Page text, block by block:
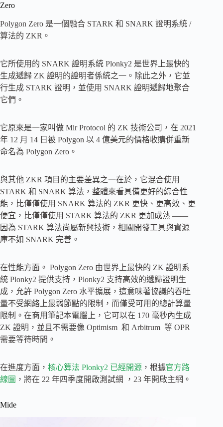
Zero
Polygon Zero 是一個融合 STARK 和 SNARK 證明系統 /
算法的 ZKR。
它所使用的 SNARK 證明系統 Plonky2 是世界上最快的
生成遞歸 ZK 證明的證明者係統之一。除此之外，它並
行生成 STARK 證明，並使用 SNARK 證明遞歸地聚合
它們。
它原來是一家叫做 Mir Protocol 的 ZK 技術公司，在 2021
年 12 月 14 日被 Polygon 以 4 億美元的價格收購併重新
命名為 Polygon Zero。
與其他 ZKR 項目的主要差異之一在於，它混合使用
STARK 和 SNARK 算法，整體來看具備更好的綜合性
能，比僅僅使用 SNARK 算法的 ZKR 更快、更高效、更
便宜，比僅僅使用 STARK 算法的 ZKR 更加成熟 ——
因為 STARK 算法尚屬新興技術，相關開發工具與資源
庫不如 SNARK 完善。
在性能方面。 Polygon Zero 由世界上最快的 ZK 證明系
統 Plonky2 提供支持，Plonky2 支持高效的遞歸證明生
成，允許 Polygon Zero 水平擴展，這意味著協議的吞吐
量不受網絡上最弱節點的限制，而僅受可用的總計算量
限制。在商用筆記本電腦上，它可以在 170 毫秒內生成
ZK 證明，並且不需要像 Optimism 和 Arbitrum 等 OPR
需要等待時間。
在進度方面， 核心算法 Plonky2 已經開源 ，根據官方路
線圖 ，將在 22 年四季度開啟測試網 ，23 年開啟主網。
Mide